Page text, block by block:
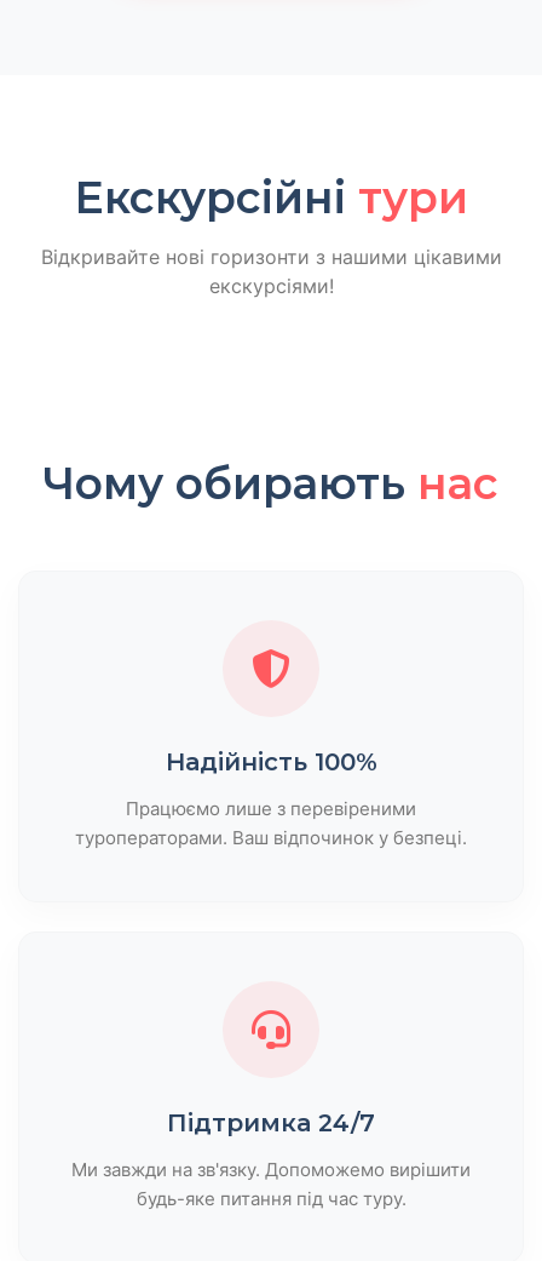
Екскурсійні тури
Відкривайте нові горизонти з нашими цікавими
екскурсіями!
Чому обирають нас
Надійність 100%
Працюємо лише з перевіреними
туроператорами. Ваш відпочинок у безпеці.
Підтримка 24/7
Ми завжди на зв'язку. Допоможемо вирішити
будь-яке питання під час туру.